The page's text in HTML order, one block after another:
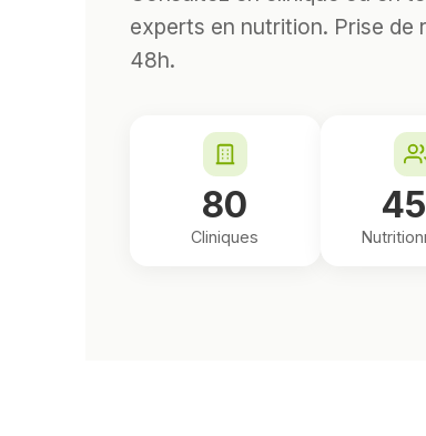
experts en nutrition. Prise de
48h.
80
Cliniques